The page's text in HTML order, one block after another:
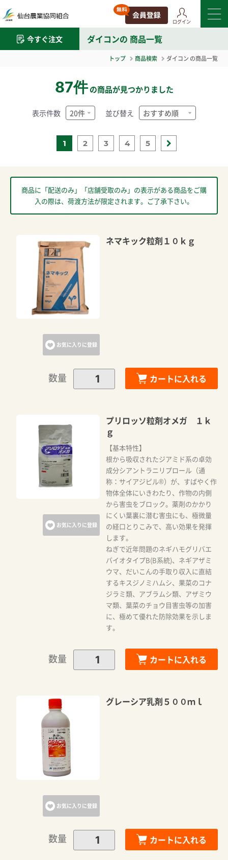
ログイン
今すぐ注文 ダイコンの 商品一覧
トップ 商品検索 ダイコン の商品一覧
87件 の商品が見つかりました
1 2 3 4 5
表示件数 並び替え
商品に「配送のみ」「店舗受取のみ」の表示がある商品をご購
入の際は、荷渡方法が限定されます。ご了承下さい。
お気に入りに登録
ネマキック粒剤１０ｋｇ
数量 カートに入れる
お気に入りに登録
プリロッソ粒剤オメガ １ｋ
ｇ
【基本特性】
根から吸収されたジアミド系の卓効
成分シアントラニリプロール（通
称：サイアジピル®）が、すばやく作
物体全体にいきわたり、作物の内側
から害虫をブロック。薬剤のかかり
にくい葉裏に潜む害虫にも、極微量
の経口とりこみで、高い効果を発揮
します。
ねぎで近年問題のネギハモグリバエ
バイオタイプB(B系統)、ネギアザミ
ウマ、だいこんの手取り収入に直結
するキスジノミハムシ、果菜のコナ
ジラミ類、アブラムシ類、アザミウ
マ類、葉菜のチョウ目害虫等の加害
に、極めて優れた防除効果を示しま
す。
数量 カートに入れる
お気に入りに登録
グレーシア乳剤５００ｍｌ
数量 カートに入れる